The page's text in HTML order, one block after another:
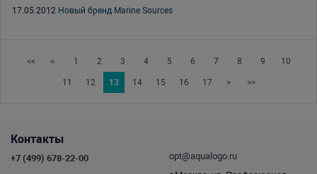
17.05.2012 Новый бренд Marine Sources
<< < 1 2 3 4 5 6 7 8 9 10
11 12 13 14 15 16 17 > >>
Контакты
+7 (499) 678-22-00
opt@aqualogo.ru